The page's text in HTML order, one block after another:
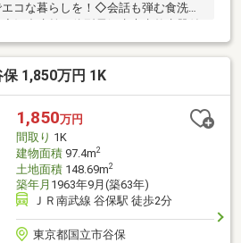
コな暮らしを！◇会話も弾む食洗機
浴室テレビ・ミストサウナ・ジェッ
すバスルーム◇奥行のあるウォーク
収納◇エコジョーズでエコライフ！
◇宅配ボックス付きで再配達の手間
ニーは洗濯物もよく乾きます♪◇電
でガソリンスタンドに行く手間が省
問い合わせください！
1,850万円 1K
1,850万円
間取り 1K
建物面積97.4m2
土地面積148.69m2
築年月 1963年9月(築63年)
ＪＲ南武線 谷保駅 徒歩2分
東京都国立市谷保